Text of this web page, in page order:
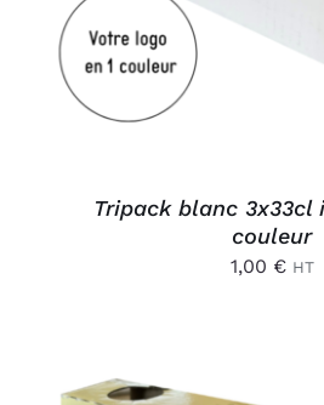
Tripack blanc 3x33cl
couleur
1,00 € HT